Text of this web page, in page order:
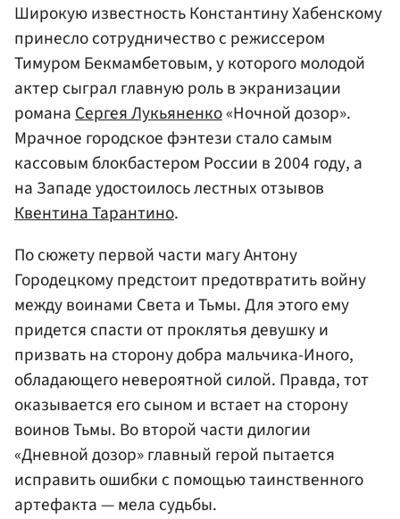
Широкую известность Константину Хабенскому
принесло сотрудничество с режиссером
Тимуром Бекмамбетовым, у которого молодой
актер сыграл главную роль в экранизации
романаСергея Лукьяненко«Ночной дозор».
Мрачное городское фэнтези стало самым
кассовым блокбастером России в 2004 году, а
на Западе удостоилось лестных отзывов
Квентина Тарантино.
По сюжету первой части магу Антону
Городецкому предстоит предотвратить войну
между воинами Света и Тьмы. Для этого ему
придется спасти от проклятья девушку и
призвать на сторону добра мальчика-Иного,
обладающего невероятной силой. Правда, тот
оказывается его сыном и встает на сторону
воинов Тьмы. Во второй части дилогии
«Дневной дозор» главный герой пытается
исправить ошибки с помощью таинственного
артефакта — мела судьбы.